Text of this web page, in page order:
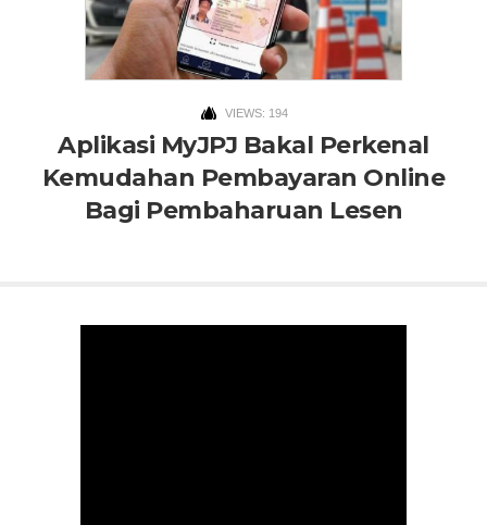
VIEWS: 194
Aplikasi MyJPJ Bakal Perkenal
Kemudahan Pembayaran Online
Bagi Pembaharuan Lesen